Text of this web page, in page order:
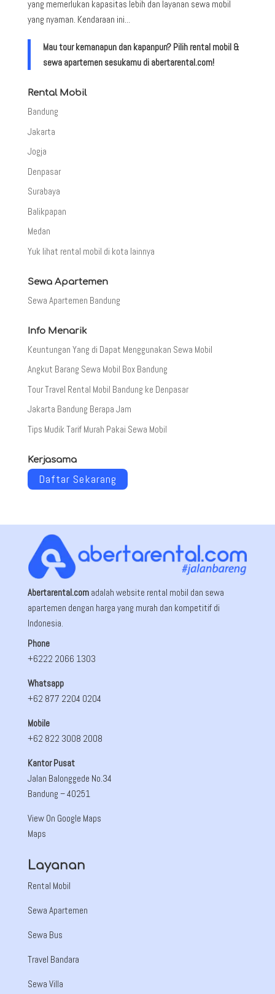
yang memerlukan kapasitas lebih dan layanan sewa mobil
yang nyaman. Kendaraan ini...
Mau tour kemanapun dan kapanpun? Pilih rental mobil &
sewa apartemen sesukamu di abertarental.com!
Rental Mobil
Bandung
Jakarta
Jogja
Denpasar
Surabaya
Balikpapan
Medan
Yuk lihat rental mobil di kota lainnya
Sewa Apartemen
Sewa Apartemen Bandung
Info Menarik
Keuntungan Yang di Dapat Menggunakan Sewa Mobil
Angkut Barang Sewa Mobil Box Bandung
Tour Travel Rental Mobil Bandung ke Denpasar
Jakarta Bandung Berapa Jam
Tips Mudik Tarif Murah Pakai Sewa Mobil
Kerjasama
Daftar Sekarang
Abertarental.comadalah website rental mobil dan sewa
apartemen dengan harga yang murah dan kompetitif di
Indonesia.
Phone
+6222 2066 1303
Whatsapp
+62 877 2204 0204
Mobile
+62 822 3008 2008
Kantor Pusat
Jalan Balonggede No.34
Bandung – 40251
View On Google Maps
Maps
Layanan
Rental Mobil
Sewa Apartemen
Sewa Bus
Travel Bandara
Sewa Villa